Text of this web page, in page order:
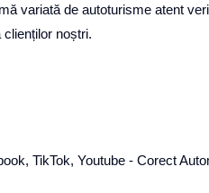
variată de autoturisme atent
noștri.
TikTok, Youtube - Corect